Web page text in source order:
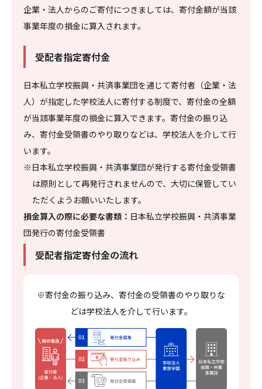
企業・法人からのご寄付につきましては、寄付金額が当該
事業年度の損金に算入されます。
受配者指定寄付金
日本私立学校振興・共済事業団を通じて寄付者（企業・法
人）が指定した学校法人に寄付する制度で、寄付金の全額
が当該事業年度の損金に算入できます。寄付金の振り込
み、寄付金受領書のやり取りなどは、学校法人を介して行
います。
※日本私立学校振興・共済事業団が発行する寄付金受領書
は原則として再発行されませんので、大切に保管してい
ただくようお願いいたします。
損金算入の際に必要な書類： 日本私立学校振興・共済事業
団発行の寄付金受領書
受配者指定寄付金の流れ
※寄付金の振り込み、寄付金の受領書のやり取りな
どは学校法人を介して行います。